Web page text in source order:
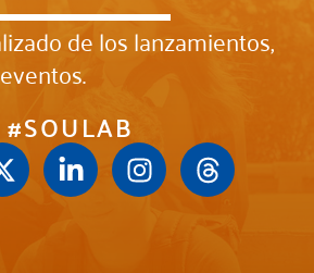
de los lanzamientos,
#SOULAB
X
-
L
i
I
n
T
h